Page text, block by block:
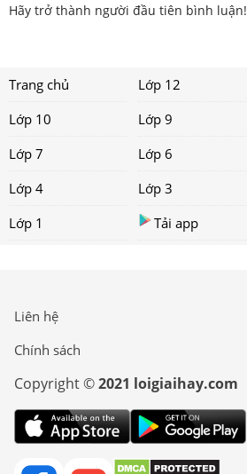
Hãy trở thành người đầu tiên bình luận!
Trang chủ Lớp 12
Lớp 10
Lớp 9
Lớp 7
Lớp 6
Lớp 4
Lớp 3
Lớp 1
Tải app
Liên hệ
Chính sách
Copyright ©2021 loigiaihay.com